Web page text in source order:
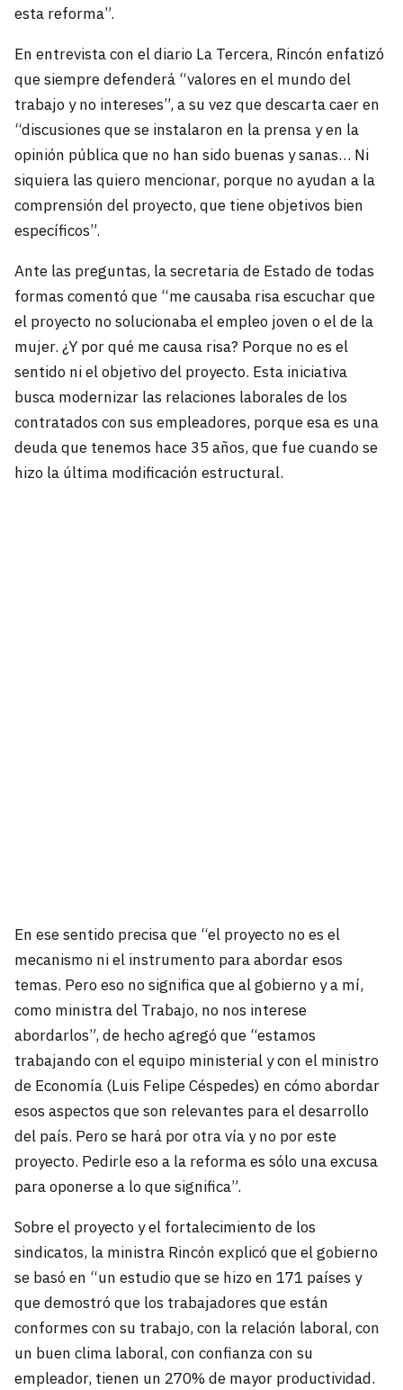
esta reforma”.
En entrevista con el diario La Tercera, Rincón enfatizó
que siempre defenderá “valores en el mundo del
trabajo y no intereses”, a su vez que descarta caer en
“discusiones que se instalaron en la prensa y en la
opinión pública que no han sido buenas y sanas… Ni
siquiera las quiero mencionar, porque no ayudan a la
comprensión del proyecto, que tiene objetivos bien
específicos”.
Ante las preguntas, la secretaria de Estado de todas
formas comentó que “me causaba risa escuchar que
el proyecto no solucionaba el empleo joven o el de la
mujer. ¿Y por qué me causa risa? Porque no es el
sentido ni el objetivo del proyecto. Esta iniciativa
busca modernizar las relaciones laborales de los
contratados con sus empleadores, porque esa es una
deuda que tenemos hace 35 años, que fue cuando se
hizo la última modificación estructural.
En ese sentido precisa que “el proyecto no es el
mecanismo ni el instrumento para abordar esos
temas. Pero eso no significa que al gobierno y a mí,
como ministra del Trabajo, no nos interese
abordarlos”, de hecho agregó que “estamos
trabajando con el equipo ministerial y con el ministro
de Economía (Luis Felipe Céspedes) en cómo abordar
esos aspectos que son relevantes para el desarrollo
del país. Pero se hará por otra vía y no por este
proyecto. Pedirle eso a la reforma es sólo una excusa
para oponerse a lo que significa”.
Sobre el proyecto y el fortalecimiento de los
sindicatos, la ministra Rincón explicó que el gobierno
se basó en “un estudio que se hizo en 171 países y
que demostró que los trabajadores que están
conformes con su trabajo, con la relación laboral, con
un buen clima laboral, con confianza con su
empleador, tienen un 270% de mayor productividad.